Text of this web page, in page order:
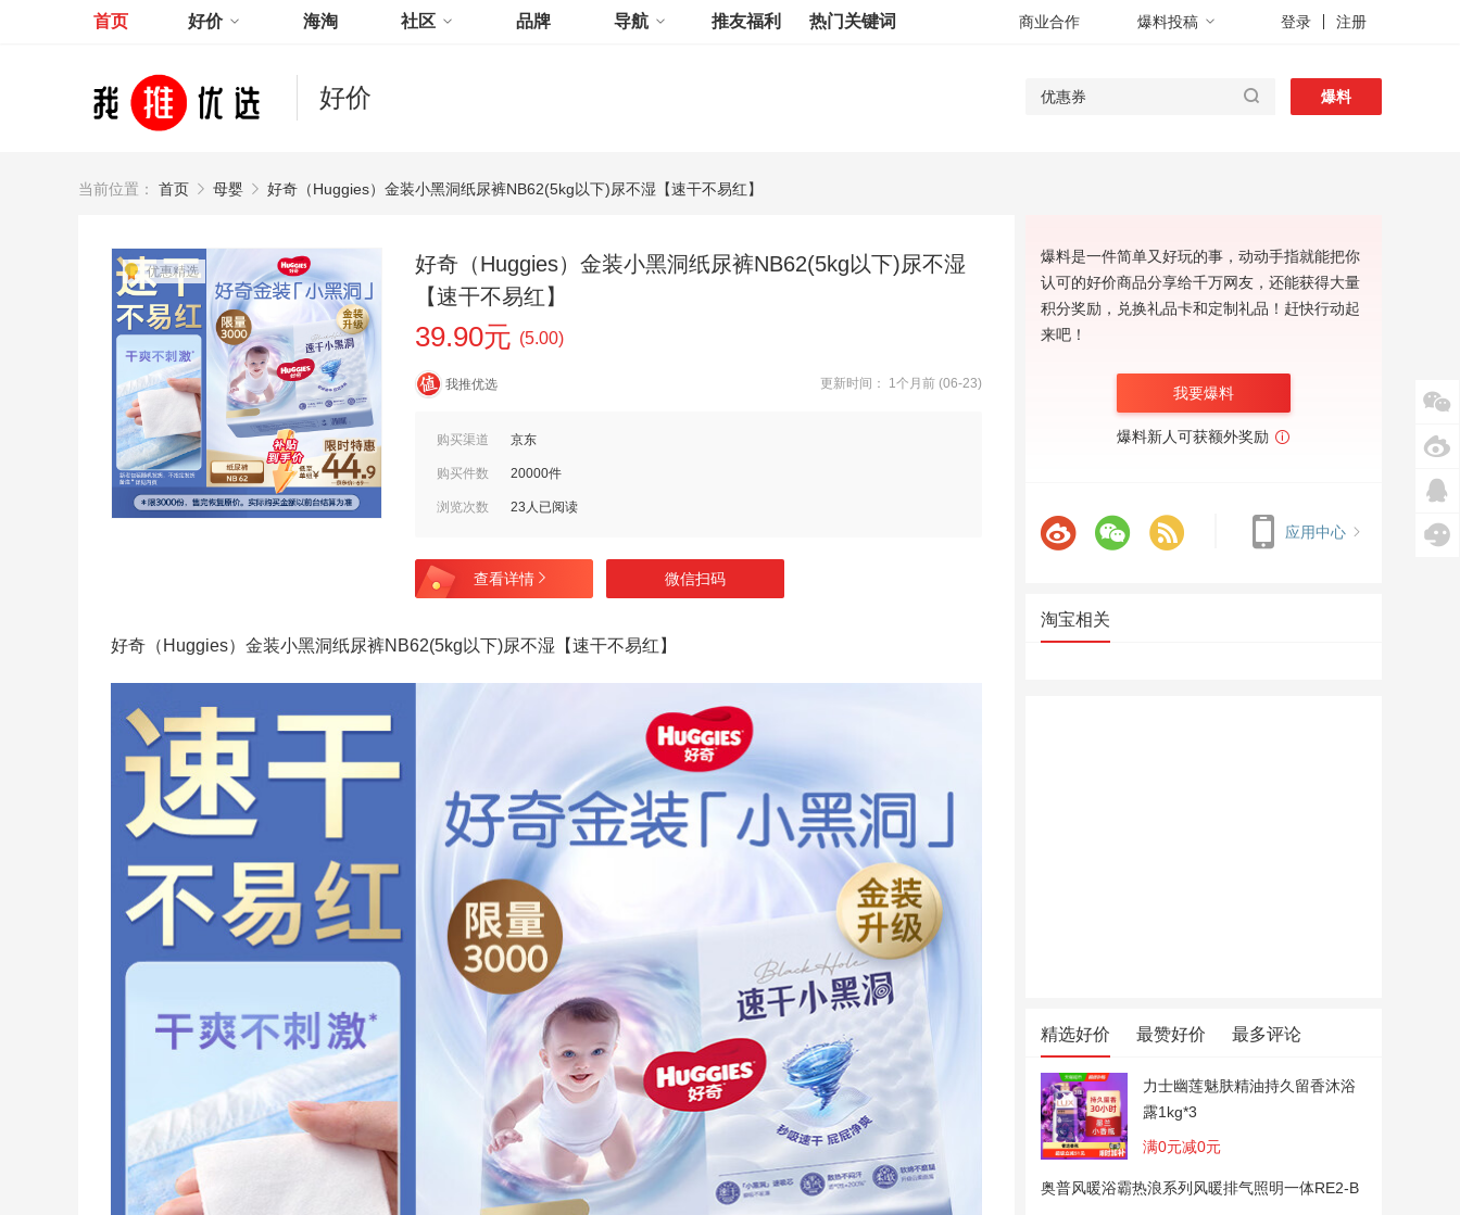
首页 好价 海淘 社区 品牌 导航 推友福利 热门关键词 商业合作 爆料投稿 登录 注册
好价 爆料
当前位置： 首页 母婴 好奇（Huggies）金装小黑洞纸尿裤NB62(5kg以下)尿不湿【速干不易红】
优惠精选
好奇（Huggies）金装小黑洞纸尿裤NB62(5kg以下)尿不湿
【速干不易红】
39.90元 (5.00)
我推优选 更新时间： 1个月前 (06-23)
购买渠道 京东
购买件数 20000件
浏览次数 23人已阅读
查看详情 微信扫码
好奇（Huggies）金装小黑洞纸尿裤NB62(5kg以下)尿不湿【速干不易红】
爆料是一件简单又好玩的事，动动手指就能把你
认可的好价商品分享给千万网友，还能获得大量
积分奖励，兑换礼品卡和定制礼品！赶快行动起
来吧！
我要爆料
爆料新人可获额外奖励
应用中心
淘宝相关
精选好价 最赞好价 最多评论
力士幽莲魅肤精油持久留香沐浴
露1kg*3
满0元减0元
奥普风暖浴霸热浪系列风暖排气照明一体RE2-B